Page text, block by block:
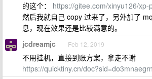
的这个： https://gitee.com/xinyu126/xp-
然后我就自己 copy 过来了，另外加了
息，现在效果还是比较满意的。
jcdreamjc Feb 12, 2019
不用挂机，直接到账方案，拿走不谢
https://quicktiny.cn/